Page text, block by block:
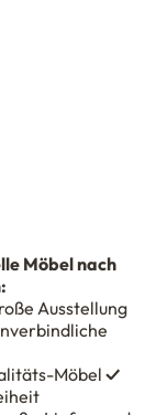
Möbel nach
Ausstellung
Möbel ✓